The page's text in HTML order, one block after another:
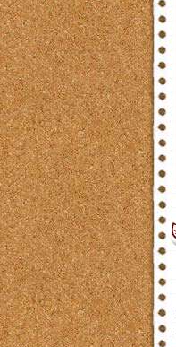
Японский
Корейский
Польский
Иврит
Португальский
Чешский
Индонезийский
Нидерландский
Финский
Болгарский